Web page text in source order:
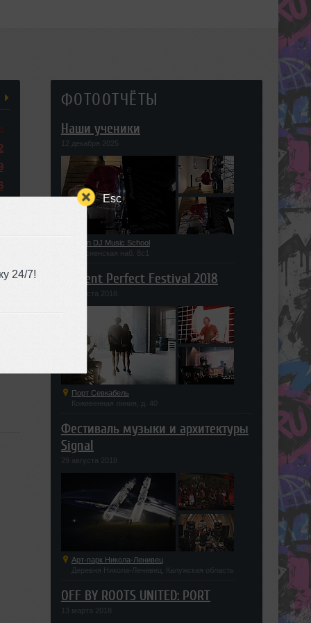
Esc
24/7!
ФОТООТЧЁТЫ
Наши ученики
12 декабря 2025
Union DJ Music School
Пресненская наб. 8с1
Present Perfect Festival 2018
29 августа 2018
Порт Севкабель
Кожевенная линия, д. 40
Фестиваль музыки и архитектуры
Signal
29 августа 2018
Арт-парк Никола-Ленивец
Деревня Никола-Ленивец, Калужская область
OFF BY ROOTS UNITED: PORT
13 марта 2018